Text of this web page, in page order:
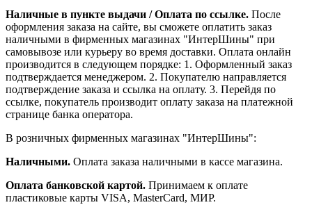
Наличные в пункте выдачи / Оплата по ссылке. После
оформления заказа на сайте, вы сможете оплатить заказ
наличными в фирменных магазинах "ИнтерШины" при
самовывозе или курьеру во время доставки. Оплата онлайн
производится в следующем порядке: 1. Оформленный заказ
подтверждается менеджером. 2. Покупателю направляется
подтверждение заказа и ссылка на оплату. 3. Перейдя по
ссылке, покупатель производит оплату заказа на платежной
странице банка оператора.
В розничных фирменных магазинах "ИнтерШины":
Наличными. Оплата заказа наличными в кассе магазина.
Оплата банковской картой. Принимаем к оплате
пластиковые карты VISA, MasterCard, МИР.